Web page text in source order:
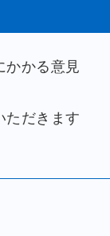
かかる意見
ただきます